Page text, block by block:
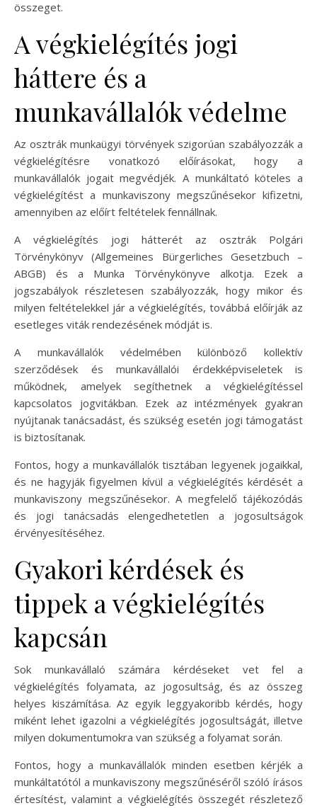
összeget.
A végkielégítés jogi
háttere és a
munkavállalók védelme
Az osztrák munkaügyi törvények szigorúan szabályozzák a
végkielégítésre vonatkozó előírásokat, hogy a
munkavállalók jogait megvédjék. A munkáltató köteles a
végkielégítést a munkaviszony megszűnésekor kifizetni,
amennyiben az előírt feltételek fennállnak.
A végkielégítés jogi hátterét az osztrák Polgári
Törvénykönyv (Allgemeines Bürgerliches Gesetzbuch –
ABGB) és a Munka Törvénykönyve alkotja. Ezek a
jogszabályok részletesen szabályozzák, hogy mikor és
milyen feltételekkel jár a végkielégítés, továbbá előírják az
esetleges viták rendezésének módját is.
A munkavállalók védelmében különböző kollektív
szerződések és munkavállalói érdekképviseletek is
működnek, amelyek segíthetnek a végkielégítéssel
kapcsolatos jogvitákban. Ezek az intézmények gyakran
nyújtanak tanácsadást, és szükség esetén jogi támogatást
is biztosítanak.
Fontos, hogy a munkavállalók tisztában legyenek jogaikkal,
és ne hagyják figyelmen kívül a végkielégítés kérdését a
munkaviszony megszűnésekor. A megfelelő tájékozódás
és jogi tanácsadás elengedhetetlen a jogosultságok
érvényesítéséhez.
Gyakori kérdések és
tippek a végkielégítés
kapcsán
Sok munkavállaló számára kérdéseket vet fel a
végkielégítés folyamata, az jogosultság, és az összeg
helyes kiszámítása. Az egyik leggyakoribb kérdés, hogy
miként lehet igazolni a végkielégítés jogosultságát, illetve
milyen dokumentumokra van szükség a folyamat során.
Fontos, hogy a munkavállalók minden esetben kérjék a
munkáltatótól a munkaviszony megszűnéséről szóló írásos
értesítést, valamint a végkielégítés összegét részletező